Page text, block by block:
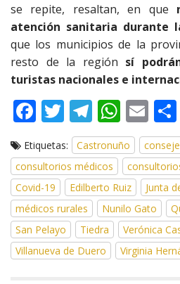
se repite, resaltan, en que
atención sanitaria durante
que los municipios de la
resto de la región sí
turistas nacionales e
F
e
b
o
o
k
T
w
itt
er
T
el
e
gr
a
m
W
h
at
s
A
p
p
E
m
ai
l
Etiquetas: Castronuño
consultorios médicos
Covid-19
Edilberto Ruiz
Junta
médicos rurales
Nunilo Gato
San Pelayo
Tiedra
Verónica
Villanueva de Duero
Virginia